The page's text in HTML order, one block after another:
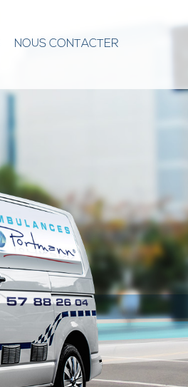
NOUS CONTACTER